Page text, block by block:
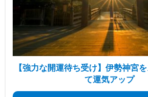
【強力な開運待ち受け】伊勢神宮
て運気アップ